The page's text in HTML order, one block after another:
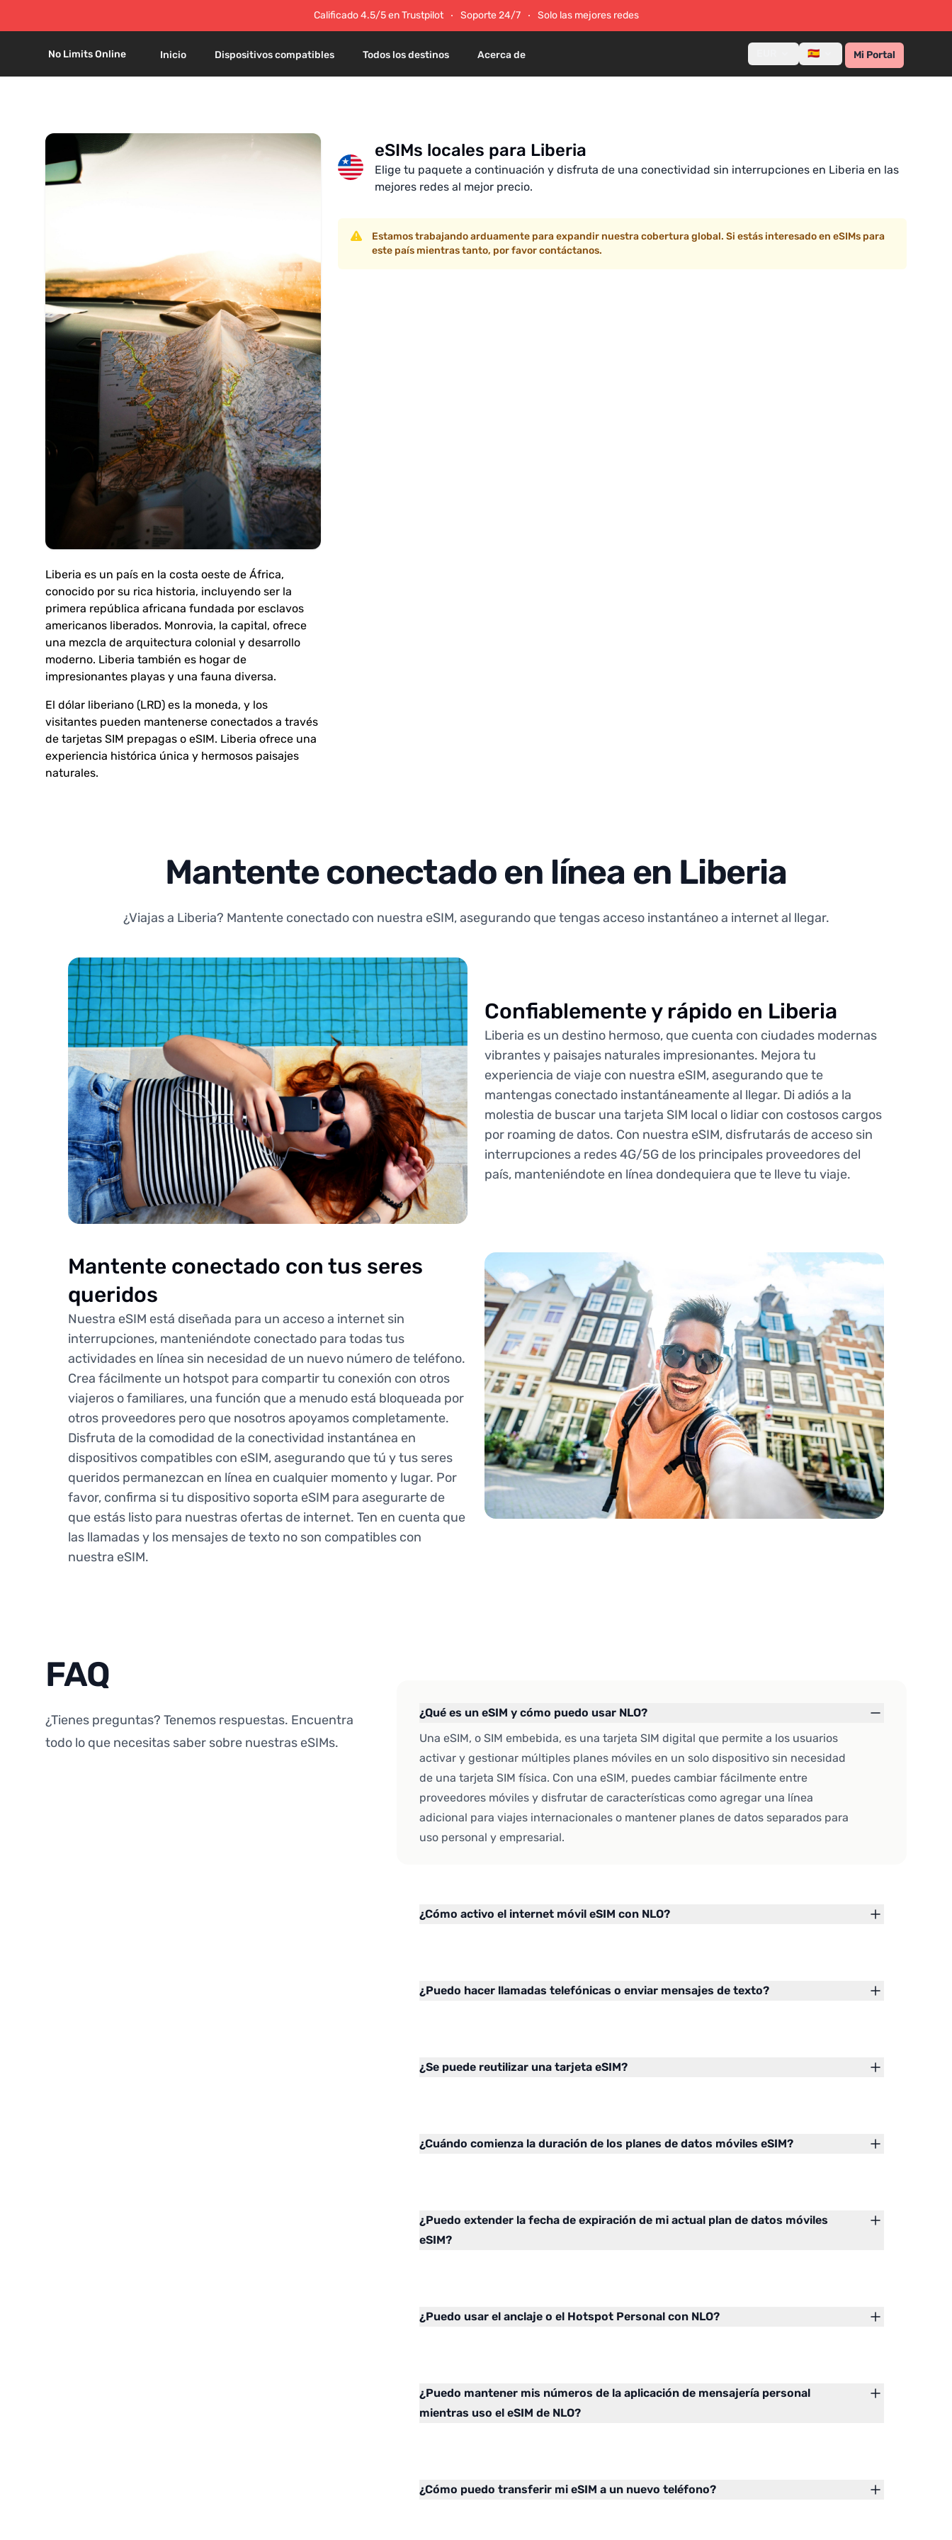
Calificado 4.5/5 en Trustpilot Soporte 24/7 Solo las mejores redes
No Limits Online Inicio Dispositivos compatibles Todos los destinos Acerca de 🇪🇸 Mi Portal
Liberia es un país en la costa oeste de África,
conocido por su rica historia, incluyendo ser la
primera república africana fundada por esclavos
americanos liberados. Monrovia, la capital, ofrece
una mezcla de arquitectura colonial y desarrollo
moderno. Liberia también es hogar de
impresionantes playas y una fauna diversa.
El dólar liberiano (LRD) es la moneda, y los
visitantes pueden mantenerse conectados a través
de tarjetas SIM prepagas o eSIM. Liberia ofrece una
experiencia histórica única y hermosos paisajes
naturales.
eSIMs locales para Liberia
Elige tu paquete a continuación y disfruta de una conectividad sin interrupciones en Liberia en las
mejores redes al mejor precio.
Estamos trabajando arduamente para expandir nuestra cobertura global. Si estás interesado en eSIMs para
este país mientras tanto, por favor contáctanos.
Mantente conectado en línea en Liberia
¿Viajas a Liberia? Mantente conectado con nuestra eSIM, asegurando que tengas acceso instantáneo a internet al llegar.
Confiablemente y rápido en Liberia
Liberia es un destino hermoso, que cuenta con ciudades modernas
vibrantes y paisajes naturales impresionantes. Mejora tu
experiencia de viaje con nuestra eSIM, asegurando que te
mantengas conectado instantáneamente al llegar. Di adiós a la
molestia de buscar una tarjeta SIM local o lidiar con costosos cargos
por roaming de datos. Con nuestra eSIM, disfrutarás de acceso sin
interrupciones a redes 4G/5G de los principales proveedores del
país, manteniéndote en línea dondequiera que te lleve tu viaje.
Mantente conectado con tus seres
queridos
Nuestra eSIM está diseñada para un acceso a internet sin
interrupciones, manteniéndote conectado para todas tus
actividades en línea sin necesidad de un nuevo número de teléfono.
Crea fácilmente un hotspot para compartir tu conexión con otros
viajeros o familiares, una función que a menudo está bloqueada por
otros proveedores pero que nosotros apoyamos completamente.
Disfruta de la comodidad de la conectividad instantánea en
dispositivos compatibles con eSIM, asegurando que tú y tus seres
queridos permanezcan en línea en cualquier momento y lugar. Por
favor, confirma si tu dispositivo soporta eSIM para asegurarte de
que estás listo para nuestras ofertas de internet. Ten en cuenta que
las llamadas y los mensajes de texto no son compatibles con
nuestra eSIM.
FAQ
¿Tienes preguntas? Tenemos respuestas. Encuentra
todo lo que necesitas saber sobre nuestras eSIMs.
¿Qué es un eSIM y cómo puedo usar NLO?
Una eSIM, o SIM embebida, es una tarjeta SIM digital que permite a los usuarios
activar y gestionar múltiples planes móviles en un solo dispositivo sin necesidad
de una tarjeta SIM física. Con una eSIM, puedes cambiar fácilmente entre
proveedores móviles y disfrutar de características como agregar una línea
adicional para viajes internacionales o mantener planes de datos separados para
uso personal y empresarial.
¿Cómo activo el internet móvil eSIM con NLO?
¿Puedo hacer llamadas telefónicas o enviar mensajes de texto?
¿Se puede reutilizar una tarjeta eSIM?
¿Cuándo comienza la duración de los planes de datos móviles eSIM?
¿Puedo extender la fecha de expiración de mi actual plan de datos móviles
eSIM?
¿Puedo usar el anclaje o el Hotspot Personal con NLO?
¿Puedo mantener mis números de la aplicación de mensajería personal
mientras uso el eSIM de NLO?
¿Cómo puedo transferir mi eSIM a un nuevo teléfono?